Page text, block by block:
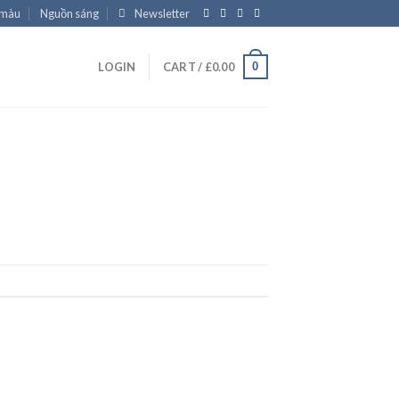
Nguồn sáng Newsletter
LOGIN CART / £0.00 0